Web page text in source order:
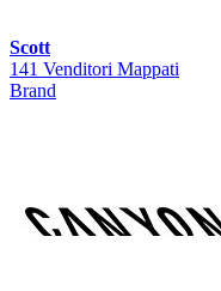
Scott
141 Venditori Mappati
Brand